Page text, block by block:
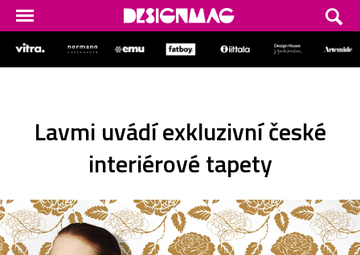
Lavmi uvádí exkluzivní české
interiérové tapety